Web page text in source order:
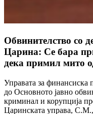
Обвинителство со
Царина: Се бара
дека примил мито
Управата за финансиска
до Основното јавно
криминал и корупција
Царинската управа,